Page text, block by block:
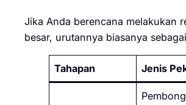
Jika Anda berencana melakukan
besar, urutannya biasanya
Tahapan Jenis